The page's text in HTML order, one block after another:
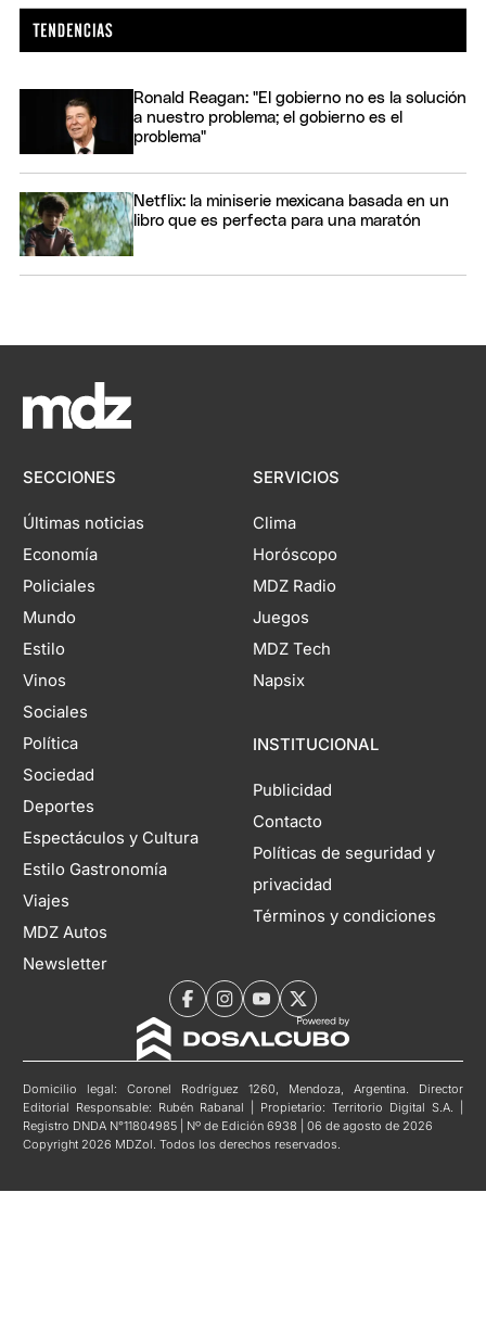
Ronald Reagan: "El gobierno no es la solución
a nuestro problema; el gobierno es el
problema"
Netflix: la miniserie mexicana basada en un
libro que es perfecta para una maratón
SECCIONES
Últimas noticias
Economía
Policiales
Mundo
Estilo
Vinos
Sociales
Política
Sociedad
Deportes
Espectáculos y Cultura
Estilo Gastronomía
Viajes
MDZ Autos
Newsletter
SERVICIOS
Clima
Horóscopo
MDZ Radio
Juegos
MDZ Tech
Napsix
INSTITUCIONAL
Publicidad
Contacto
Políticas de seguridad y
privacidad
Términos y condiciones
Domicilio legal: Coronel Rodríguez 1260, Mendoza, Argentina. Director
Editorial Responsable: Rubén Rabanal | Propietario: Territorio Digital S.A. |
Registro DNDA N°11804985 | Nº de Edición 6938 | 06 de agosto de 2026
Copyright 2026 MDZol. Todos los derechos reservados.